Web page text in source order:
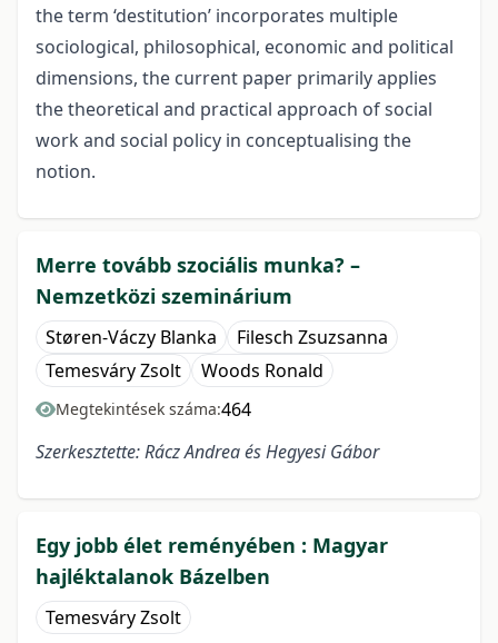
the term ‘destitution’ incorporates multiple
sociological, philosophical, economic and political
dimensions, the current paper primarily applies
the theoretical and practical approach of social
work and social policy in conceptualising the
notion.
Merre tovább szociális munka? –
Nemzetközi szeminárium
Støren-Váczy Blanka
Filesch Zsuzsanna
Temesváry Zsolt
Woods Ronald
Megtekintések száma:464
Szerkesztette: Rácz Andrea és Hegyesi Gábor
Egy jobb élet reményében : Magyar
hajléktalanok Bázelben
Temesváry Zsolt